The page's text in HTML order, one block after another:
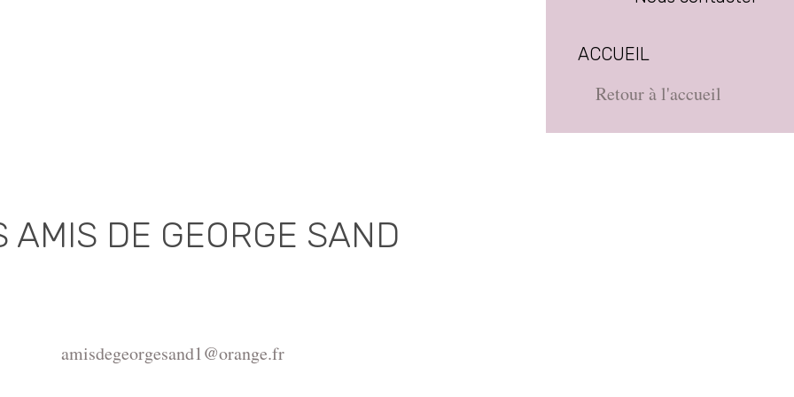
ACCUEIL
Retour à l'accueil
AMIS DE GEORGE SAND
amisdegeorgesand1@orange.fr